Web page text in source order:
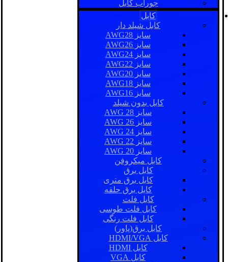
جوراب کابل
کابل
کابل شیلد دار
سایز AWG28
سایز AWG26
سایز AWG24
سایز AWG22
سایز AWG20
سایز AWG18
سایز AWG16
کابل بدون شیلد
سایز AWG 28
سایز AWG 26
سایز AWG 24
سایز AWG 22
سایز AWG 20
کابل میکروفن
کابل برق
کابل برق متری
کابل برق حلقه
کابل فلت
کابل فلت طوسی
کابل فلت رنگی
کابل برق(پاور)
کابل HDMI/VGA
کابل HDMI
کابل VGA